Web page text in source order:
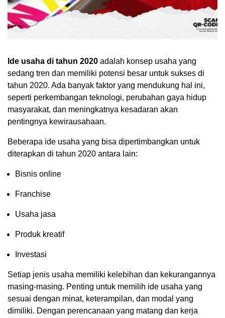
Ide usaha di tahun 2020 adalah konsep usaha yang
sedang tren dan memiliki potensi besar untuk sukses di
tahun 2020. Ada banyak faktor yang mendukung hal ini,
seperti perkembangan teknologi, perubahan gaya hidup
masyarakat, dan meningkatnya kesadaran akan
pentingnya kewirausahaan.
Beberapa ide usaha yang bisa dipertimbangkan untuk
diterapkan di tahun 2020 antara lain:
Bisnis online
Franchise
Usaha jasa
Produk kreatif
Investasi
Setiap jenis usaha memiliki kelebihan dan kekurangannya
masing-masing. Penting untuk memilih ide usaha yang
sesuai dengan minat, keterampilan, dan modal yang
dimiliki. Dengan perencanaan yang matang dan kerja